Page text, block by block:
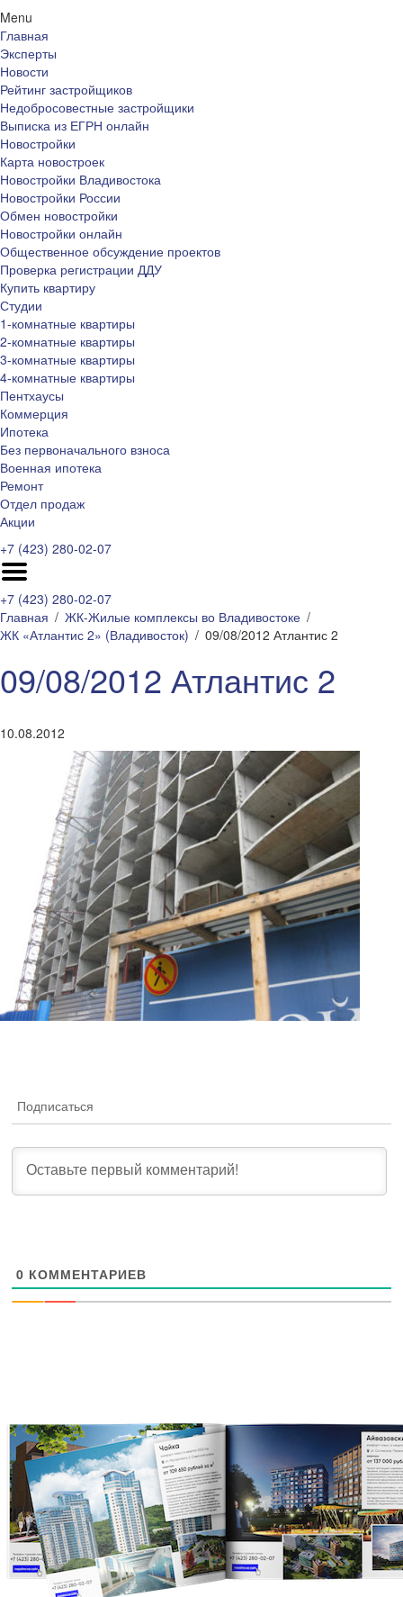
Menu
Главная
Эксперты
Новости
Рейтинг застройщиков
Недобросовестные застройщики
Выписка из ЕГРН онлайн
Новостройки
Карта новостроек
Новостройки Владивостока
Новостройки России
Обмен новостройки
Новостройки онлайн
Общественное обсуждение проектов
Проверка регистрации ДДУ
Купить квартиру
Студии
1-комнатные квартиры
2-комнатные квартиры
3-комнатные квартиры
4-комнатные квартиры
Пентхаусы
Коммерция
Ипотека
Без первоначального взноса
Военная ипотека
Ремонт
Отдел продаж
Акции
+7 (423) 280-02-07
+7 (423) 280-02-07
Главная
ЖК-Жилые комплексы во Владивостоке
ЖК «Атлантис 2» (Владивосток)
09/08/2012 Атлантис 2
09/08/2012 Атлантис 2
10.08.2012
Подписаться
0 КОММЕНТАРИЕВ